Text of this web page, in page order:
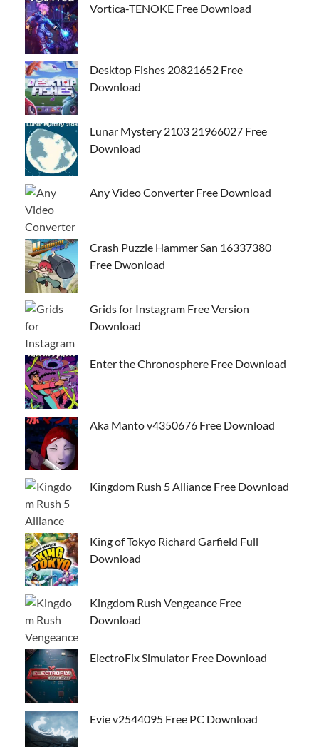
Vortica-TENOKE Free Download
Desktop Fishes 20821652 Free
Download
Lunar Mystery 2103 21966027 Free
Download
Any Video Converter Free Download
Crash Puzzle Hammer San 16337380
Free Dwonload
Grids for Instagram Free Version
Download
Enter the Chronosphere Free Download
Aka Manto v4350676 Free Download
Kingdom Rush 5 Alliance Free Download
King of Tokyo Richard Garfield Full
Download
Kingdom Rush Vengeance Free
Download
ElectroFix Simulator Free Download
Evie v2544095 Free PC Download